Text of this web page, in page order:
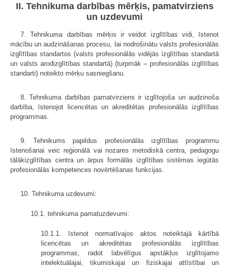
II. Tehnikuma darbības mērķis, pamatvirziens
un uzdevumi
7. Tehnikuma darbības mērķis ir veidot izglītības vidi, īstenot
mācību un audzināšanas procesu, lai nodrošinātu valsts profesionālās
izglītības standartos (valsts profesionālās vidējās izglītības standartā
un valsts arodizglītības standartā) (turpmāk – profesionālās izglītības
standarti) noteikto mērķu sasniegšanu.
8. Tehnikuma darbības pamatvirziens ir izglītojoša un audzinoša
darbība, īstenojot licencētas un akreditētas profesionālās izglītības
programmas.
9. Tehnikums papildus profesionālās izglītības programmu
īstenošanai veic reģionālā vai nozares metodiskā centra, pedagogu
tālākizglītības centra un ārpus formālās izglītības sistēmas iegūtās
profesionālās kompetences novērtēšanas funkcijas.
10. Tehnikuma uzdevumi:
10.1. tehnikuma pamatuzdevumi:
10.1.1. īstenot normatīvajos aktos noteiktajā kārtībā
licencētas un akreditētas profesionālās izglītības
programmas, radot labvēlīgus apstākļus izglītojamo
intelektuālajai, tikumiskajai un fiziskajai attīstībai un